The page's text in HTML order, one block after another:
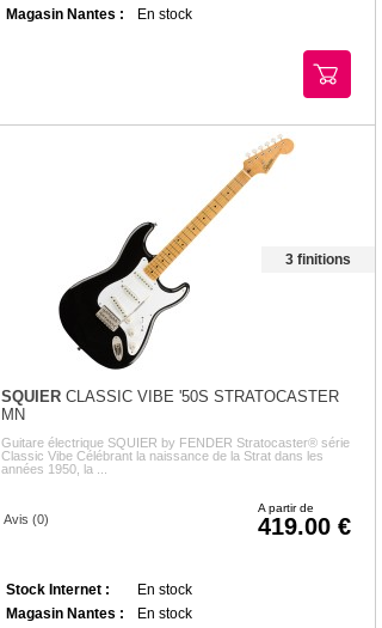
Magasin Nantes :
En stock
3 finitions
SQUIER CLASSIC VIBE '50S STRATOCASTER
MN
Guitare électrique SQUIER by FENDER Stratocaster® série
Classic Vibe Célébrant la naissance de la Strat dans les
années 1950, la ...
Avis (0)
A partir de
419.00
Stock Internet :
En stock
Magasin Nantes :
En stock